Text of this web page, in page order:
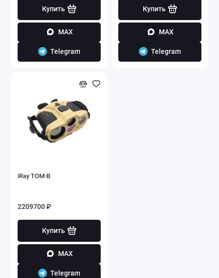
Купить
MAX
Telegram
Купить
MAX
Telegram
iRay TOM-B
2209700 ₽
Купить
MAX
Telegram